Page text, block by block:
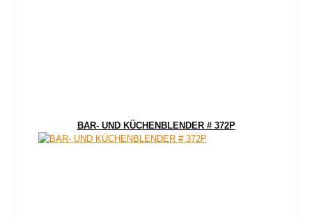
BAR- UND KÜCHENBLENDER # 372P